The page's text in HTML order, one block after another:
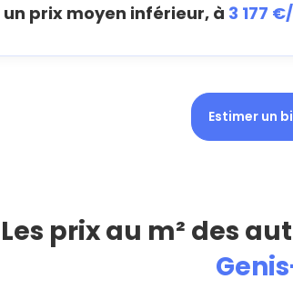
prix moyen inférieur, à 3 177
Estimer un
Les prix au m² des